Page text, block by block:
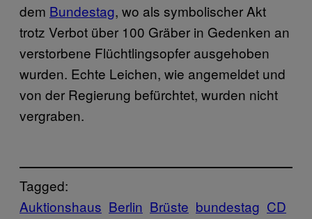
dem Bundestag, wo als symbolischer Akt
trotz Verbot über 100 Gräber in Gedenken an
verstorbene Flüchtlingsopfer ausgehoben
wurden. Echte Leichen, wie angemeldet und
von der Regierung befürchtet, wurden nicht
vergraben.
Tagged:
Auktionshaus Berlin Brüste bundestag CD